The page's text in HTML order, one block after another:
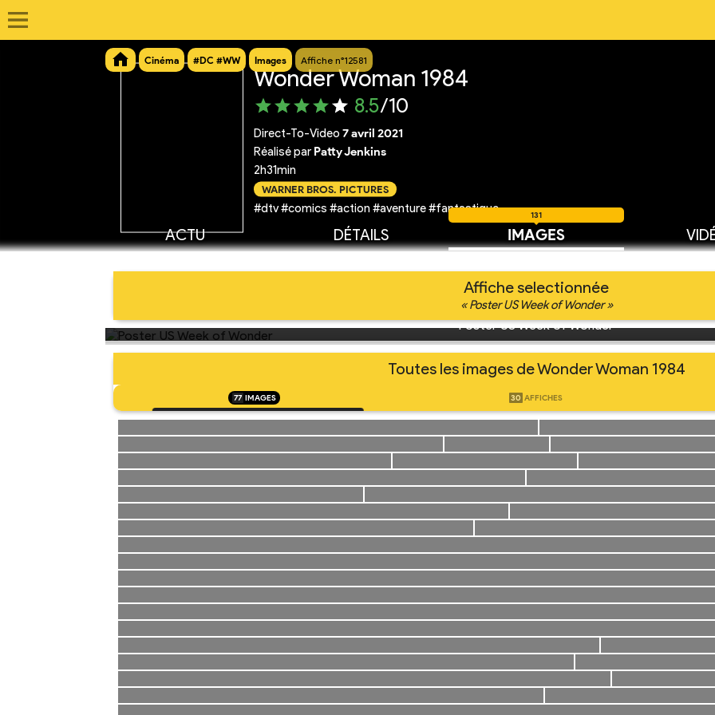
Cinéma #DC #WW Images Affiche n°12581
Wonder Woman 1984
8.5/10
Direct-To-Video 7 avril 2021
Réalisé par Patty Jenkins
2h31min
WARNER BROS. PICTURES
#dtv #comics #action #aventure #fantastique
ACTU DÉTAILS IMAGES
131
Affiche selectionnée
« Poster US Week of Wonder »
Poster US Week of Wonder
Toutes les images de Wonder Woman 1984
77 IMAGES 30 AFFICHES